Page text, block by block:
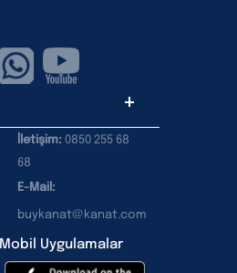
İletişim: 0850 255 68
68
E-Mail:
buykanat@kanat.com
Mobil Uygulamalar